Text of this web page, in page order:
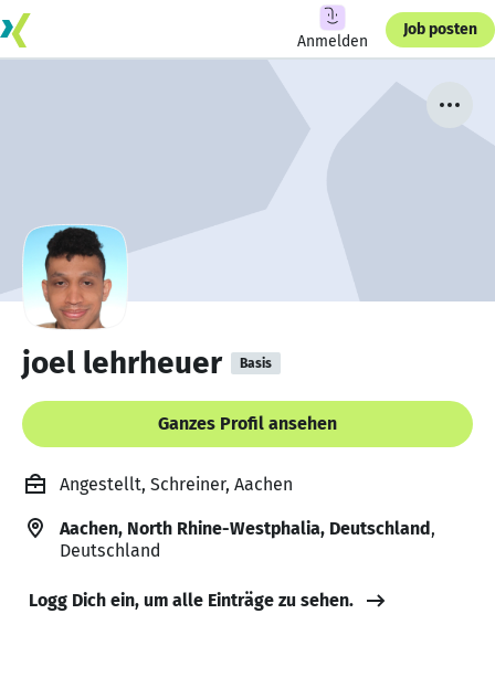
Anmelden
Job posten
joel lehrheuer Basis
Ganzes Profil ansehen
Angestellt, Schreiner, Aachen
Aachen, North Rhine-Westphalia, Deutschland,
Deutschland
Logg Dich ein, um alle Einträge zu sehen.